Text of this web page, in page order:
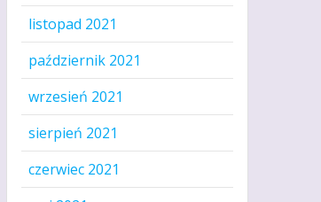
listopad 2021
październik 2021
wrzesień 2021
sierpień 2021
czerwiec 2021